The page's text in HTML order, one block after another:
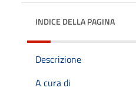
INDICE DELLA PAGINA
Descrizione
A cura di